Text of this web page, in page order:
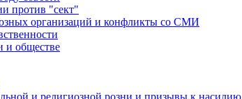
против "сект"
организаций и конфликты со СМИ
и обществе